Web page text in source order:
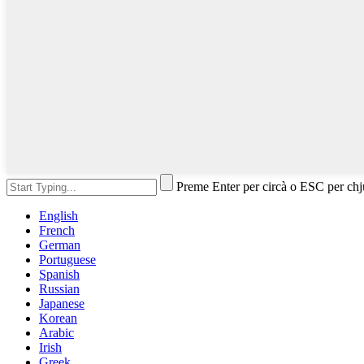
Preme Enter per circà o ESC per
English
French
German
Portuguese
Spanish
Russian
Japanese
Korean
Arabic
Irish